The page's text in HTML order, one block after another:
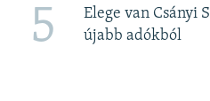
5
Elege van Csányi
újabb adókból